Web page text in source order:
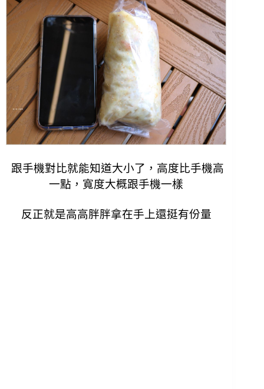
跟手機對比就能知道大小了，高度比手機高
一點，寬度大概跟手機一樣
反正就是高高胖胖拿在手上還挺有份量